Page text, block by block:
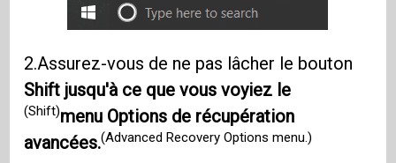
2.Assurez-vous de ne pas lâcher le bouton
Shift jusqu'à ce que vous voyiez le
(Shift)menu Options de récupération
avancées.(Advanced Recovery Options menu.)